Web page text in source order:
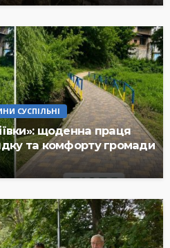
СУСПІЛЬНІ
щоденна праця
та комфорту громади